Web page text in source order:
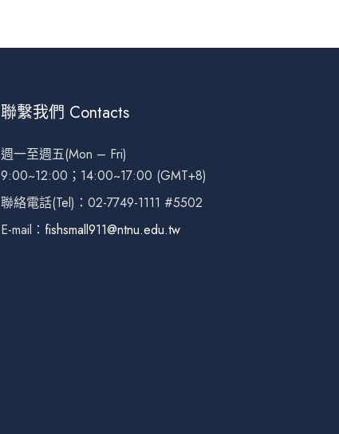
聯繫我們 Contacts
週一至週五(Mon – Fri)
9:00~12:00；14:00~17:00 (GMT+8)
聯絡電話(Tel)：02-7749-1111 #5502
E-mail： fishsmall911@ntnu.edu.tw